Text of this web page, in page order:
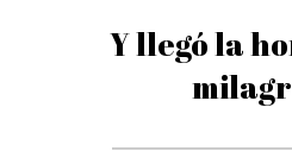
Y llegó la